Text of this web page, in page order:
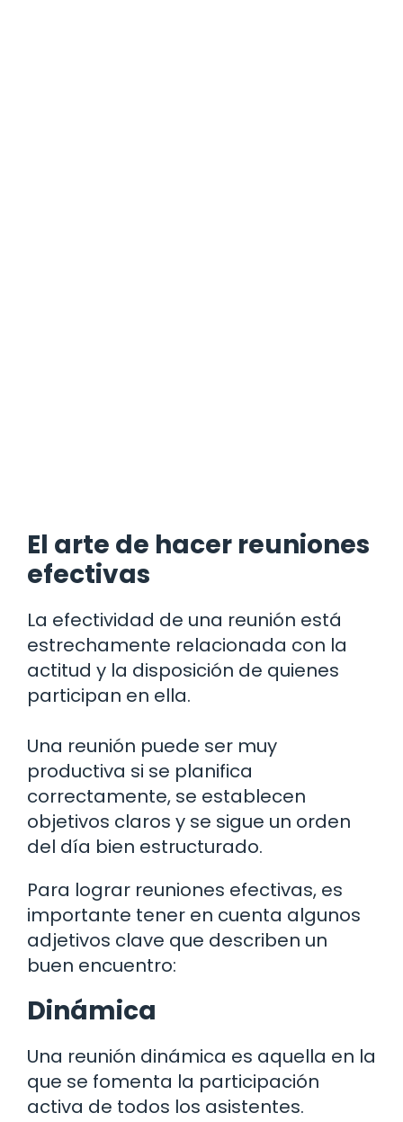
El arte de hacer reuniones
efectivas
La efectividad de una reunión está
estrechamente relacionada con la
actitud y la disposición de quienes
participan en ella.
Una reunión puede ser muy
productiva si se planifica
correctamente, se establecen
objetivos claros y se sigue un orden
del día bien estructurado.
Para lograr reuniones efectivas, es
importante tener en cuenta algunos
adjetivos clave que describen un
buen encuentro:
Dinámica
Una reunión dinámica es aquella en la
que se fomenta la participación
activa de todos los asistentes.